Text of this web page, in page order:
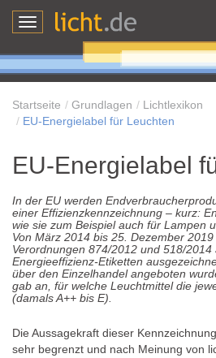
Toggle
Startseite Grundlagen
Lichtlexikon
EU-Energielabel für Leuchten
EU-Energielabel
In der EU werden
einer Effizienzkennzeichnung – kurz:
wie sie zum Beispiel auch für Lampen
Von März 2014 bis 25. Dezember
Verordnungen 874/2012 und 518/
Energieeffizienz-Etiketten
über den Einzelhandel angeboten
gab an, für welche Leuchtmittel die
(damals A++ bis E).
Die Aussagekraft dieser
sehr begrenzt und nach Meinung von